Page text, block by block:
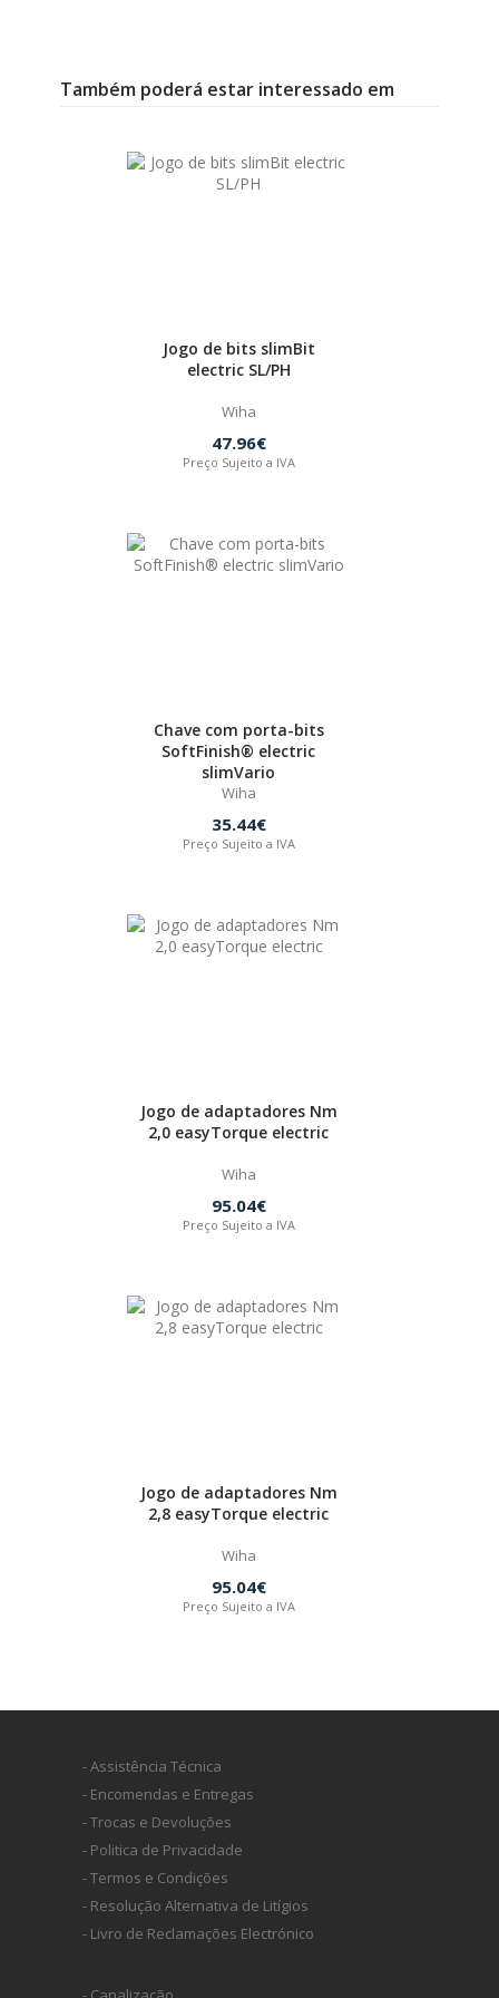
Também poderá estar interessado em
Jogo de bits slimBit
electric SL/PH
Wiha
47.96€
Preço Sujeito a IVA
Chave com porta-bits
SoftFinish® electric
slimVario
Wiha
35.44€
Preço Sujeito a IVA
Jogo de adaptadores Nm
2,0 easyTorque electric
Wiha
95.04€
Preço Sujeito a IVA
Jogo de adaptadores Nm
2,8 easyTorque electric
Wiha
95.04€
Preço Sujeito a IVA
- Assistência Técnica
- Encomendas e Entregas
- Trocas e Devoluções
- Politica de Privacidade
- Termos e Condições
- Resolução Alternativa de Litígios
- Livro de Reclamações Electrónico